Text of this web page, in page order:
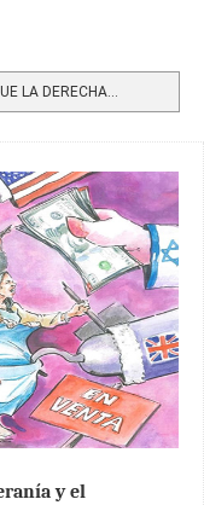
LA DERECHA...
y el